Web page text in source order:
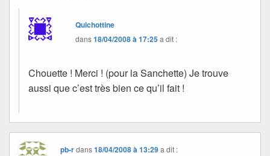
Quichottine
dans18/04/2008 à 17:25a dit :
Chouette ! Merci ! (pour la Sanchette) Je trouve
aussi que c’est très bien ce qu’il fait !
pb-rdans18/04/2008 à 13:29 a dit :